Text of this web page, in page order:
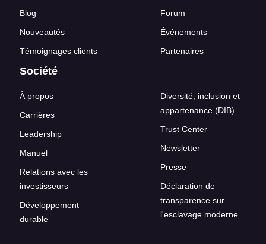
Blog
Nouveautés
Témoignages clients
Forum
Événements
Partenaires
Société
À propos
Carrières
Leadership
Manuel
Relations avec les
investisseurs
Développement
durable
Diversité, inclusion et
appartenance (DIB)
Trust Center
Newsletter
Presse
Déclaration de
transparence sur
l'esclavage moderne